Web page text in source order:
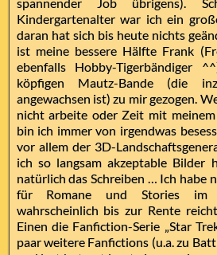
Kindergartenalter war ich ein
daran hat sich bis heute nichts
ist meine bessere Hälfte Frank
ebenfalls Hobby-Tigerbändiger
köpfigen Mautz-Bande (die
angewachsen ist) zu mir gezogen.
nicht arbeite oder Zeit mit meinem
bin ich immer von irgendwas
vor allem der 3D-
ich so langsam akzeptable Bilder
natürlich das Schreiben … Ich habe
für Romane und Stories im
wahrscheinlich bis zur Rente
Einen die Fanfiction-Serie „Star
paar weitere Fanfictions (u.a. zu